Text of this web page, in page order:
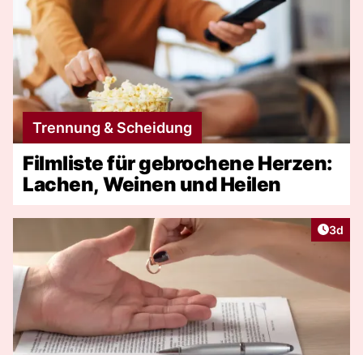
Trennung & Scheidung
Filmliste für gebrochene Herzen:
Lachen, Weinen und Heilen
3d